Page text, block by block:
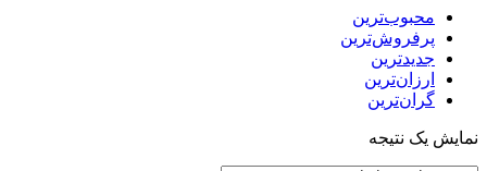
محبوب‌ترین
پرفروش‌ترین
جدیدترین
ارزان‌ترین
گران‌ترین
نمایش یک نتیجه